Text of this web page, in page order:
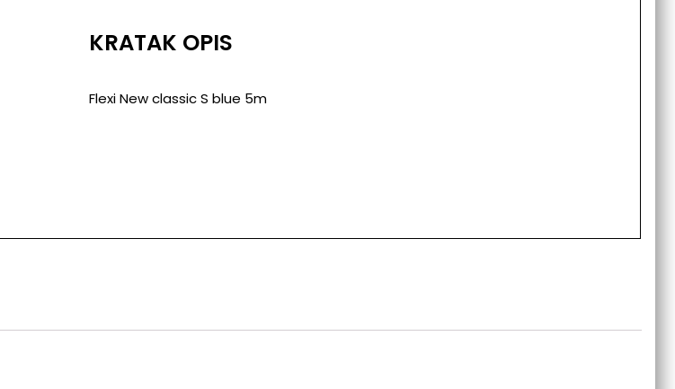
5m
količina
KRATAK OPIS
Flexi New classic S blue 5m